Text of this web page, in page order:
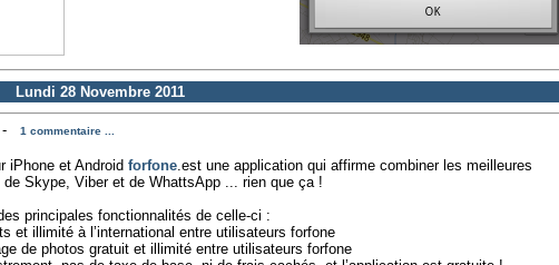
Lundi 28 Novembre 2011
1 commentaire ...
iPhone et Android forfone.est une application qui affirme combiner les meilleures
Skype, Viber et de WhattsApp ... rien que ça !
principales fonctionnalités de celle-ci :
et illimité à l’international entre utilisateurs forfone
de photos gratuit et illimité entre utilisateurs forfone